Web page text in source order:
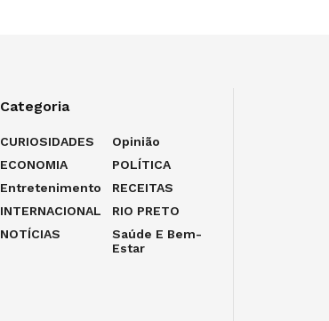
Categoria
CURIOSIDADES
ECONOMIA
Entretenimento
INTERNACIONAL
NOTÍCIAS
Opinião
POLÍTICA
RECEITAS
RIO PRETO
Saúde E Bem-
Estar